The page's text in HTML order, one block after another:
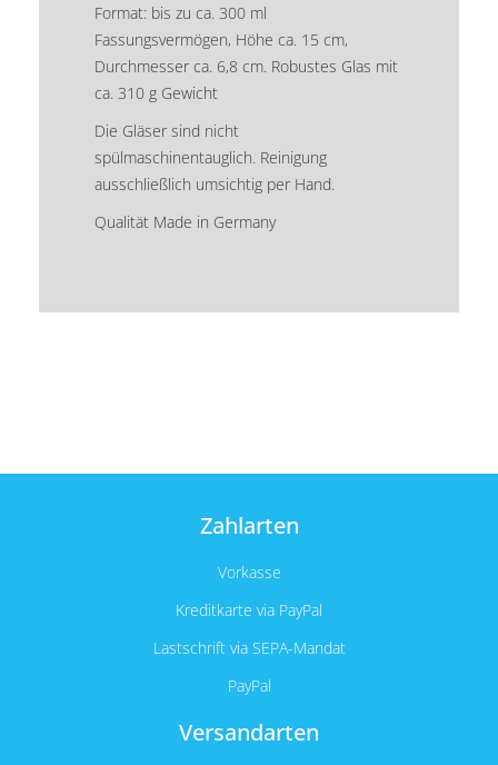
Format: bis zu ca. 300 ml
Fassungsvermögen, Höhe ca. 15 cm,
Durchmesser ca. 6,8 cm. Robustes Glas mit
ca. 310 g Gewicht
Die Gläser sind nicht
spülmaschinentauglich. Reinigung
ausschließlich umsichtig per Hand.
Qualität Made in Germany
Zahlarten
Vorkasse
Kreditkarte via PayPal
Lastschrift via SEPA-Mandat
PayPal
Versandarten